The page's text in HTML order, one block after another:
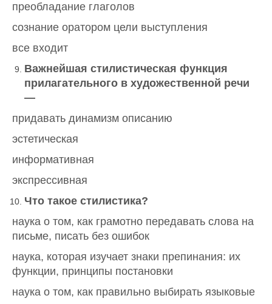
преобладание глаголов
сознание оратором цели выступления
все входит
Важнейшая стилистическая функция
прилагательного в художественной речи
—
придавать динамизм описанию
эстетическая
информативная
экспрессивная
Что такое стилистика?
наука о том, как грамотно передавать слова на
письме, писать без ошибок
наука, которая изучает знаки препинания: их
функции, принципы постановки
наука о том, как правильно выбирать языковые